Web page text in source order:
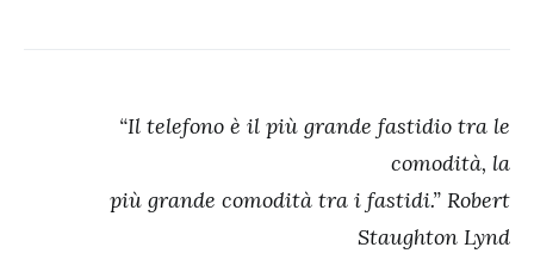
“Il telefono è il più grande fastidio tra le
comodità, la
più grande comodità tra i fastidi.” Robert
Staughton Lynd